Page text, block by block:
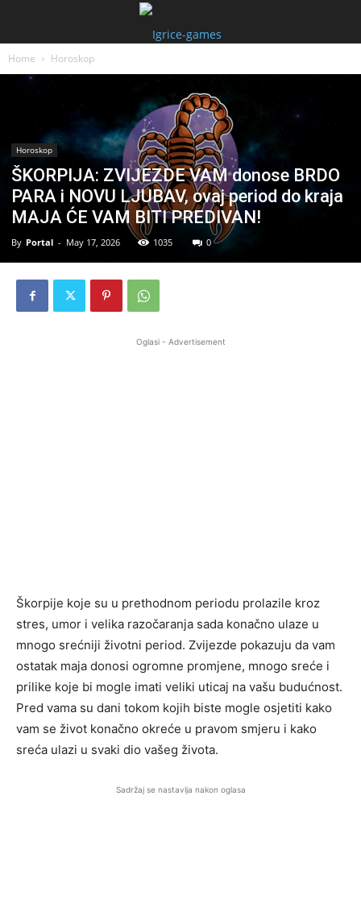
Home Horoskop
Horoskop
ŠKORPIJA: ZVIJEZDE VAM donose BRDO
PARA i NOVU LJUBAV, ovaj period do kraja
MAJA ĆE VAM BITI PREDIVAN!
By Portal - May 17, 2026 1035 0
Oglasi - Advertisement
Škorpije koje su u prethodnom periodu prolazile kroz
stres, umor i velika razočaranja sada konačno ulaze u
mnogo srećniji životni period. Zvijezde pokazuju da vam
ostatak maja donosi ogromne promjene, mnogo sreće i
prilike koje bi mogle imati veliki uticaj na vašu budućnost.
Pred vama su dani tokom kojih biste mogle osjetiti kako
vam se život konačno okreće u pravom smjeru i kako
sreća ulazi u svaki dio vašeg života.
Sadržaj se nastavlja nakon oglasa